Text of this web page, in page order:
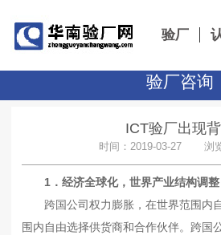
验厂
验厂咨询
ICT验厂出现
时间：2019-03-27 浏
1．经济全球化，世界产业结构调整
跨国公司权力膨胀，在世界范围内
围内自由选择供货商和合作伙伴。跨国